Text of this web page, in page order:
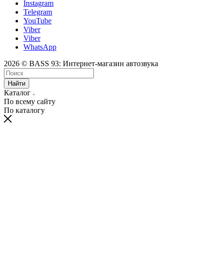
Instagram
Telegram
YouTube
Viber
Viber
WhatsApp
2026 © BASS 93: Интернет-магазин автозвука
Найти
Каталог
По всему сайту
По каталогу